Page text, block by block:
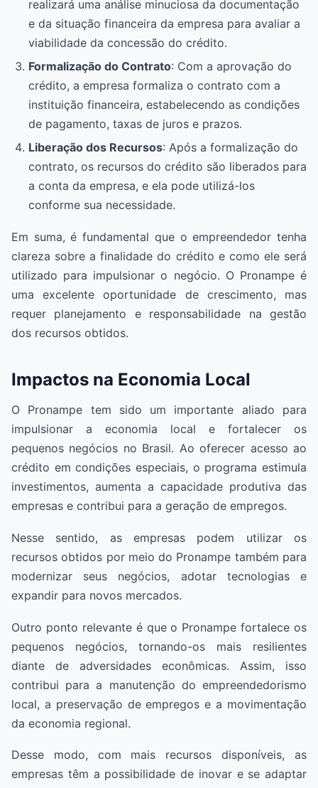
realizará uma análise minuciosa da documentação
e da situação financeira da empresa para avaliar a
viabilidade da concessão do crédito.
Formalização do Contrato: Com a aprovação do
crédito, a empresa formaliza o contrato com a
instituição financeira, estabelecendo as condições
de pagamento, taxas de juros e prazos.
Liberação dos Recursos: Após a formalização do
contrato, os recursos do crédito são liberados para
a conta da empresa, e ela pode utilizá-los
conforme sua necessidade.
Em suma, é fundamental que o empreendedor tenha
clareza sobre a finalidade do crédito e como ele será
utilizado para impulsionar o negócio. O Pronampe é
uma excelente oportunidade de crescimento, mas
requer planejamento e responsabilidade na gestão
dos recursos obtidos.
Impactos na Economia Local
O Pronampe tem sido um importante aliado para
impulsionar a economia local e fortalecer os
pequenos negócios no Brasil. Ao oferecer acesso ao
crédito em condições especiais, o programa estimula
investimentos, aumenta a capacidade produtiva das
empresas e contribui para a geração de empregos.
Nesse sentido, as empresas podem utilizar os
recursos obtidos por meio do Pronampe também para
modernizar seus negócios, adotar tecnologias e
expandir para novos mercados.
Outro ponto relevante é que o Pronampe fortalece os
pequenos negócios, tornando-os mais resilientes
diante de adversidades econômicas. Assim, isso
contribui para a manutenção do empreendedorismo
local, a preservação de empregos e a movimentação
da economia regional.
Desse modo, com mais recursos disponíveis, as
empresas têm a possibilidade de inovar e se adaptar